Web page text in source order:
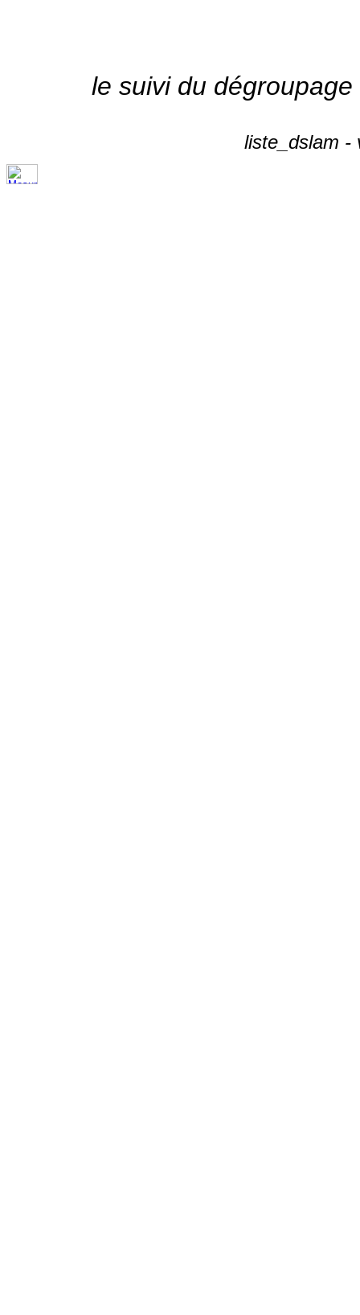
le suivi du
liste_dslam -